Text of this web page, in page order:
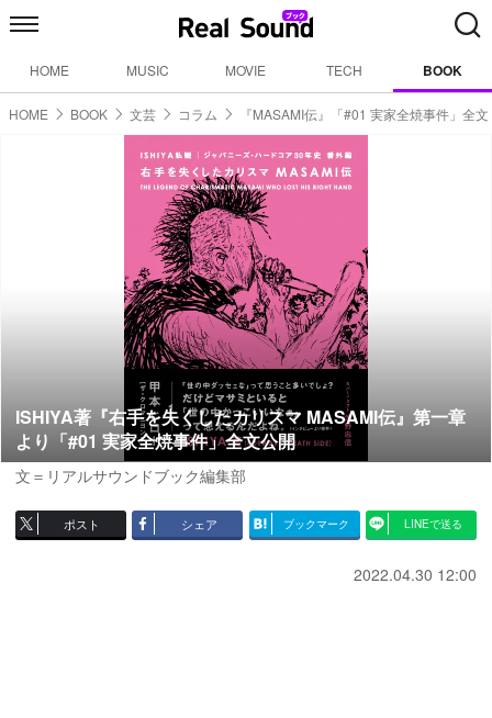
HOME MUSIC MOVIE TECH BOOK
HOME BOOK 文芸 コラム 『MASAMI伝』「#01 実家全焼事件」全文
ISHIYA著『右手を失くしたカリスマ MASAMI伝』第一章
より「#01 実家全焼事件」全文公開
文＝リアルサウンドブック編集部
ポスト シェア ブックマーク LINEで送る
2022.04.30 12:00